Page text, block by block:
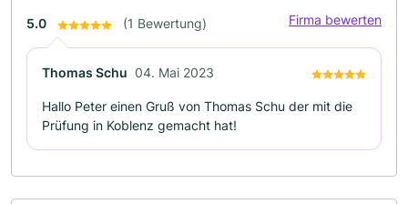
5.0 (1 Bewertung) Firma bewerten
Thomas Schu 04. Mai 2023
Hallo Peter einen Gruß von Thomas Schu der mit die
Prüfung in Koblenz gemacht hat!